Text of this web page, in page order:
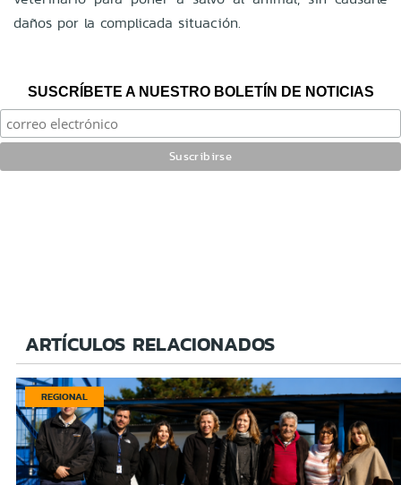
daños por la complicada situación.
SUSCRÍBETE A NUESTRO BOLETÍN DE NOTICIAS
ARTÍCULOS RELACIONADOS
REGIONAL